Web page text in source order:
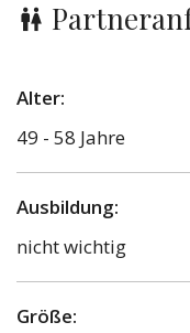
Alter:
49 - 58 Jahre
Ausbildung:
nicht wichtig
Größe: